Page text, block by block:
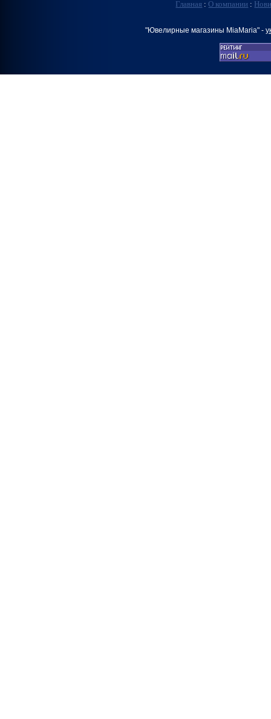
Главная :О компании :
"Ювелирные магазины MiaMaria" -